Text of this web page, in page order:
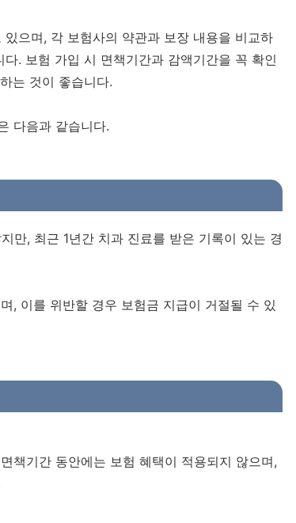
으며, 각 보험사의 약관과 보장 내용을 비교하
. 보험 가입 시 면책기간과 감액기간을 꼭 확인
는 것이 좋습니다.
다음과 같습니다.
만, 최근 1년간 치과 진료를 받은 기록이 있는 경
, 이를 위반할 경우 보험금 지급이 거절될 수 있
책기간 동안에는 보험 혜택이 적용되지 않으며,